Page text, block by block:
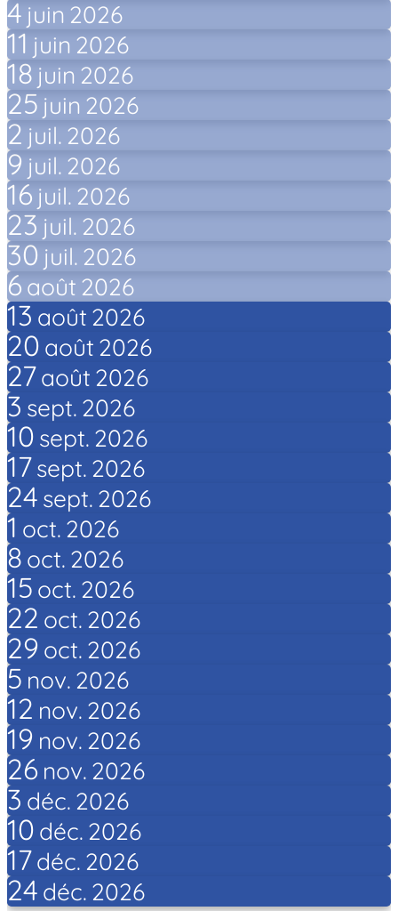
4 juin 2026
11 juin 2026
18 juin 2026
25 juin 2026
2 juil. 2026
9 juil. 2026
16 juil. 2026
23 juil. 2026
30 juil. 2026
6août 2026
13 août 2026
20 août 2026
27août 2026
3 sept. 2026
10 sept. 2026
17sept. 2026
24 sept. 2026
1 oct. 2026
8 oct. 2026
15 oct. 2026
22 oct. 2026
29 oct. 2026
5 nov. 2026
12 nov. 2026
19 nov. 2026
26 nov. 2026
3 déc. 2026
10 déc. 2026
17déc. 2026
24 déc. 2026